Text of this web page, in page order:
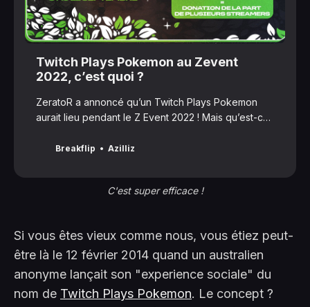
Twitch Plays Pokemon au Zevent
2022, c’est quoi ?
ZeratoR a annoncé qu’un Twitch Plays Pokemon
aurait lieu pendant le Z Event 2022 ! Mais qu’est-ce
Breakflip Azilliz
C'est super efficace !
Si vous êtes vieux comme nous, vous étiez peut-
être là le 12 février 2014 quand un australien
anonyme lançait son "experience sociale" du
nom de Twitch Plays Pokemon. Le concept ?